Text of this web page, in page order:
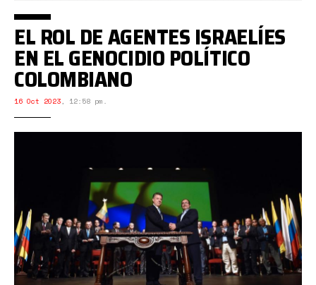
EL ROL DE AGENTES ISRAELÍES
EN EL GENOCIDIO POLÍTICO
COLOMBIANO
16 Oct 2023, 12:58 pm.